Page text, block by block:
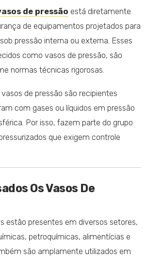
de pressão está diretamente
de equipamentos projetados para
pressão interna ou externa. Esses
como vasos de pressão, são
normas técnicas rigorosas.
de pressão são recipientes
com gases ou líquidos em pressão
Por isso, fazem parte do grupo
que exigem controle
Os Vasos De
estão presentes em diversos setores,
petroquímicas, alimentícias e
são amplamente utilizados em